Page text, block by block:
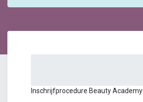
Inschrijfprocedure Beauty Academy